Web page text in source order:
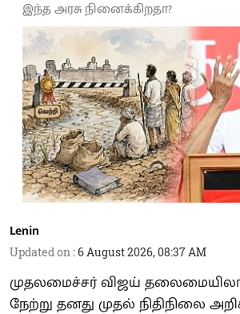
இந்த அரசு நினைக்கிறதா?
Lenin
Updated on :6 August 2026, 08:37 AM
முதலமைச்சர் விஜய்
நேற்று தனது முதல் நிதிநிலை